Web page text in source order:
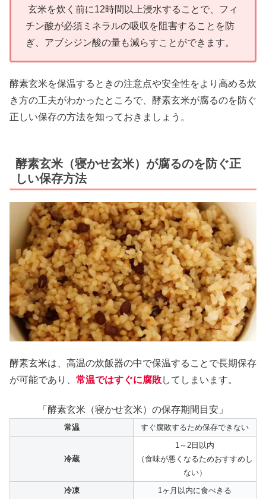
玄米を炊く前に12時間以上浸水することで、フィ
チン酸が必須ミネラルの吸収を阻害することを防
ぎ、アブシジン酸の量も減らすことができます。
酵素玄米を保温するときの注意点や安全性をより高める炊
き方の工夫がわかったところで、酵素玄米が腐るのを防ぐ
正しい保存の方法を知っておきましょう。
酵素玄米（寝かせ玄米）が腐るのを防ぐ正
しい保存方法
酵素玄米は、高温の炊飯器の中で保温することで長期保存
が可能であり、 常温ではすぐに腐敗してしまいます。
「酵素玄米（寝かせ玄米）の保存期間目安」
常温 すぐ腐敗するため保存できない
冷蔵
1～2日以内
（食味が悪くなるためおすすめし
ない）
冷凍
1ヶ月以内に食べきる